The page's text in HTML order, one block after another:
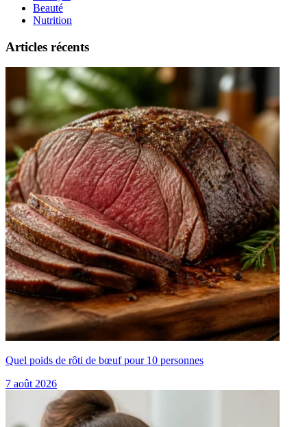
Beauté
Nutrition
Articles récents
Quel poids de rôti de bœuf pour 10 personnes
7 août 2026